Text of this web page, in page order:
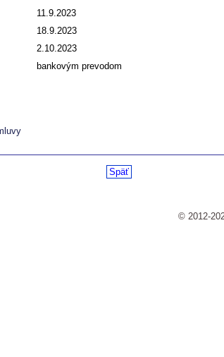
11.9.2023
18.9.2023
2.10.2023
bankovým prevodom
Späť
© 2012-